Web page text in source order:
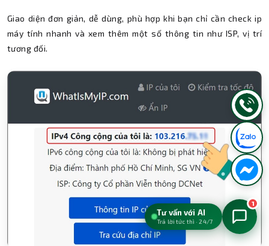
Giao diện đơn giản, dễ dùng, phù hợp khi bạn chỉ cần check ip
máy tính nhanh và xem thêm một số thông tin như ISP, vị trí
tương đối.
Tư vấn với AI
Trả lời tức thì · 24/7
1